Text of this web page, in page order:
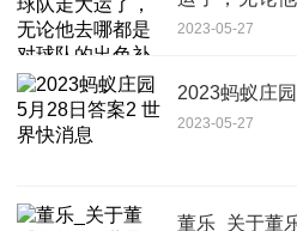
充
2023-05-27
2023蚂蚁庄
2023-05-27
董乐_关于董